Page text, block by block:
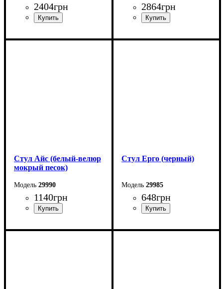
2404грн
Ширина: 58 см
2864грн
Ширина: 58 см
Стул Айс (белый-велюр
мокрый песок)
29990
1140грн
Ширина: 41 см
Стул Ерго (черный)
29985
648грн
Ширина: 39 см